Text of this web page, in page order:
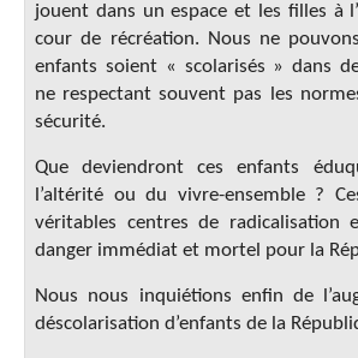
jouent dans un espace et les filles à
cour de récréation. Nous ne
enfants soient « scolarisés » dans
ne respectant souvent pas les
sécurité.
Que deviendront ces enfants
l’altérité ou du vivre-ensemble ?
véritables centres de radicalisation
danger immédiat et mortel pour la
Nous nous inquiétions enfin de
déscolarisation d’enfants de la